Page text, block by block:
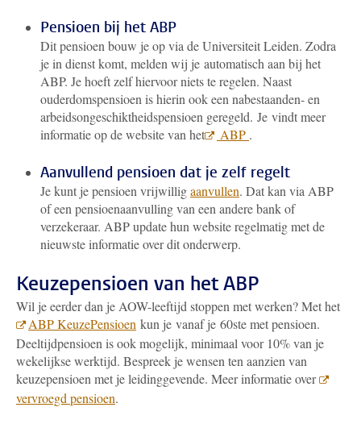
Pensioen bij het ABP
Dit pensioen bouw je op via de Universiteit Leiden. Zodra
je in dienst komt, melden wij je automatisch aan bij het
ABP. Je hoeft zelf hiervoor niets te regelen. Naast
ouderdomspensioen is hierin ook een nabestaanden- en
arbeidsongeschiktheidspensioen geregeld. Je vindt meer
informatie op de website van het
ABP .
Aanvullend pensioen dat je zelf regelt
Je kunt je pensioen vrijwilligaanvullen. Dat kan via ABP
of een pensioenaanvulling van een andere bank of
verzekeraar. ABP update hun website regelmatig met de
nieuwste informatie over dit onderwerp.
Keuzepensioen van het ABP
Wil je eerder dan je AOW-leeftijd stoppen met werken?Met het
ABP KeuzePensioen kun je vanaf je 60ste met pensioen.
Deeltijdpensioen is ook mogelijk, minimaal voor 10% van je
wekelijkse werktijd. Bespreek je wensen ten aanzien van
keuzepensioen met je leidinggevende. Meer informatie over
vervroegd pensioen.